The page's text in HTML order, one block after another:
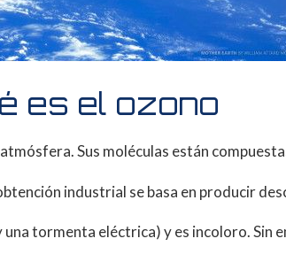
es el ozono
Sus moléculas están
industrial se basa en producir
tormenta eléctrica) y es incoloro. Sin